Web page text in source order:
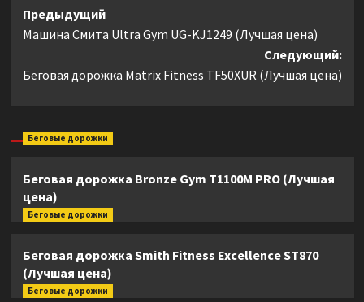
Навигация
записи
Предыдущий
Машина Смита Ultra Gym UG-KJ1249 (Лучшая цена)
Следующий:
Беговая дорожка Matrix Fitness TF50XUR (Лучшая цена)
Беговые дорожки
Беговая дорожка Bronze Gym T1100M PRO (Лучшая
цена)
Беговые дорожки
Беговая дорожка Smith Fitness Excellence ST870
(Лучшая цена)
Беговые дорожки